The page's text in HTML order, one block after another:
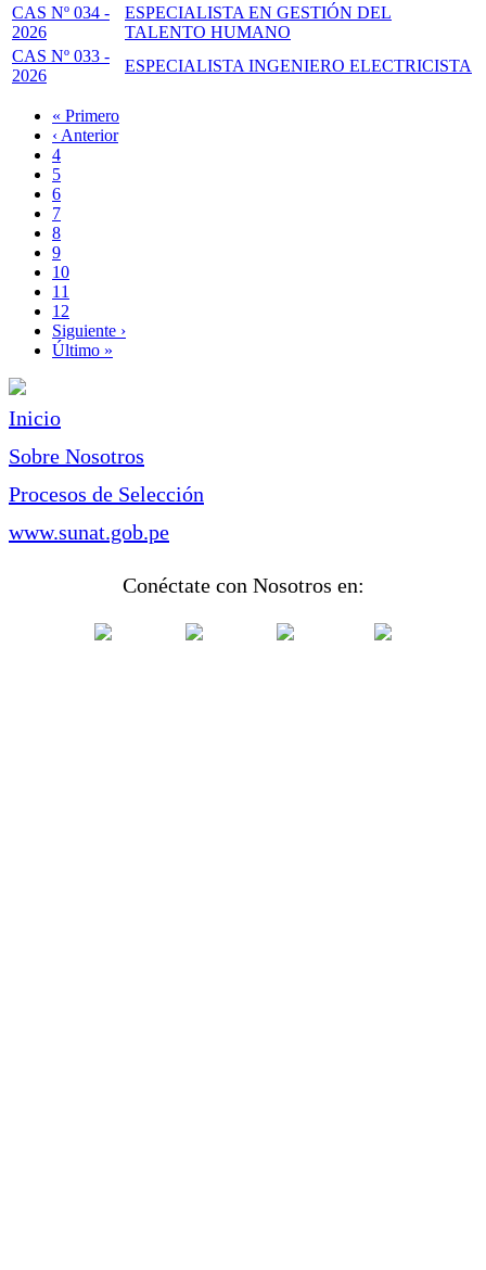
CAS Nº 034 -
2026
ESPECIALISTA EN GESTIÓN DEL
TALENTO HUMANO
CAS Nº 033 -
2026
ESPECIALISTA INGENIERO ELECTRICISTA
Paginación
Primera
página
« Primero
Página
anterior
‹ Anterior
Page
4
Page
5
Page
6
Page
7
Página
actual
8
Page
9
Page
10
Page
11
Page
12
Siguiente
página
Siguiente ›
Última
Último »
Inicio
Sobre Nosotros
Procesos de Selección
www.sunat.gob.pe
Conéctate con Nosotros en: